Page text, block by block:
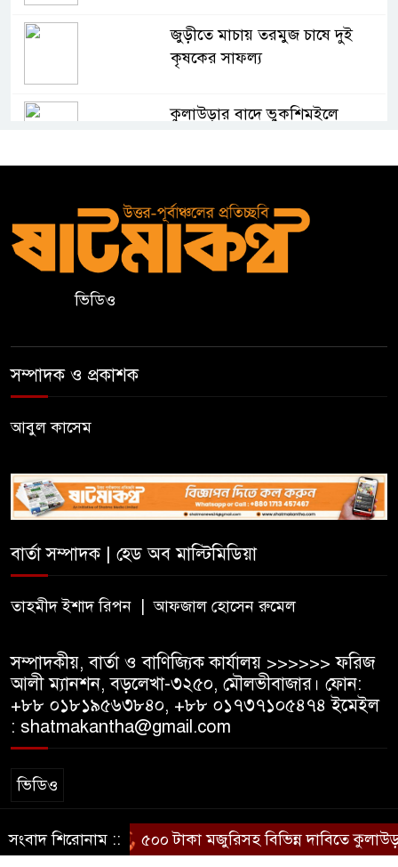
জুড়ীতে মাচায় তরমুজ চাষে দুই
কৃষকের সাফল্য
কুলাউড়ার বাদে ভুকশিমইলে
মাদ্রাসা শিক্ষা বোর্ডের নতুন লোগো
ব্যবহারের নির্দেশনা
সম্পর্কের অভিযোগে জামায়াত
নেতাকে অব্যাহতি
জন্মসূত্রে নাগরিকত্ব সীমিত করতে
ভিডিও
সম্পাদক ও প্রকাশক
আবুল কাসেম
বার্তা সম্পাদক | হেড অব মাল্টিমিডিয়া
তাহমীদ ইশাদ রিপন | আফজাল হোসেন রুমেল
সম্পাদকীয়, বার্তা ও বাণিজ্যিক কার্যালয় >>>>>> ফরিজ
আলী ম্যানশন, বড়লেখা-৩২৫০, মৌলভীবাজার। ফোন:
+৮৮ ০১৮১৯৫৬৩৮৪০, +৮৮ ০১৭৩৭১০৫৪৭৪ ইমেইল
: shatmakantha@gmail.com
ভিডিও
স্বত্ব © ষাটমা মিডিয়া লিমিটেড
সংবাদ শিরোনাম ::৫০০ টাকা মজুরিসহ বিভিন্ন দাবিতে কুলাউড়ায়